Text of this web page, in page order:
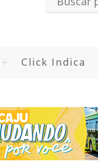
Click Indica